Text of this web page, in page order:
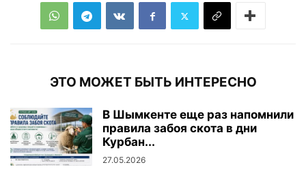
ЭТО МОЖЕТ БЫТЬ ИНТЕРЕСНО
В Шымкенте еще раз напомнили
правила забоя скота в дни
Курбан...
27.05.2026